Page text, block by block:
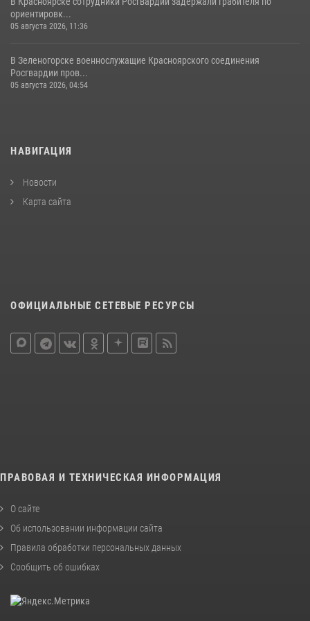
ориентировк...
05 августа 2026, 11:36
В Зеленогорске военнослужащие Красноярского соединения
Росгвардии пров...
05 августа 2026, 04:54
НАВИГАЦИЯ
Новости
Карта сайта
ОФИЦИАЛЬНЫЕ СЕТЕВЫЕ РЕСУРСЫ
ПРАВОВАЯ И ТЕХНИЧЕСКАЯ ИНФОРМАЦИЯ
О сайте
Об использовании информации сайта
Правила обработки персональных данных
Сообщить об ошибках